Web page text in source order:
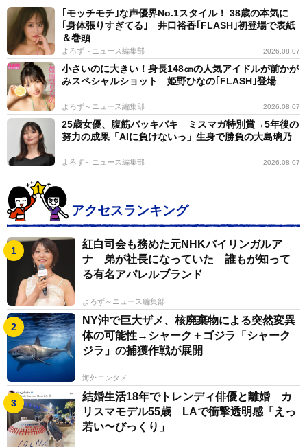
方でも難しくジョーカーみたいになってしまう為です
ーー投稿の反響へのご感想を。
まっこい：自分だけじゃなくてみんなジョーカーみたい
になっているようで嬉しかったです。
◇ ◇
読者のみなさんは幅広の階段にどんな印象を持っている
だろうか？高齢者に適した設計が、体力の有り余った若
者には逆に不評なことはよくある。どちらにも心地よ
い、バランスのとれた階段が実現すればいいのだが。
なお今回の話題を提供してくれたまっこいさんは現在、
YouTube上で数々の音楽やトーク番組を公開中。
｢モッチモチ｣な声優界No.1スタイル！ 38歳の本気に
｢身体張りすぎてる｣ 井口裕香｢FLASH｣初登場で表紙
＆巻頭
よろず～ニュース編集部 2026.08.07
小さいのに大きい！身長148㎝の人気アイドルが前かが
みスペシャルショット 姫野ひなの｢FLASH｣登場
よろず～ニュース編集部 2026.08.07
25歳女優、腹筋バッキバキ ミスマガ特別賞→5年後の
努力の成果「AIに負けないっ」生身で勝負の大島璃乃
よろず～ニュース編集部 2026.08.07
アクセスランキング
紅白司会も務めた元NHKバイリンガルア
ナ 弟が社長になっていた 誰もが知って
る有名アパレルブランド
よろず～ニュース編集部
NY沖で巨大ザメ、核廃棄物による突然変異
体の可能性→シャーク＋ゴジラ「シャーク
ジラ」の捕獲作戦が展開
海外エンタメ
結婚生活18年でトレンディ俳優と離婚 カ
リスマモデル55歳 LAで衝撃透明感「えっ
若い〜びっくり」